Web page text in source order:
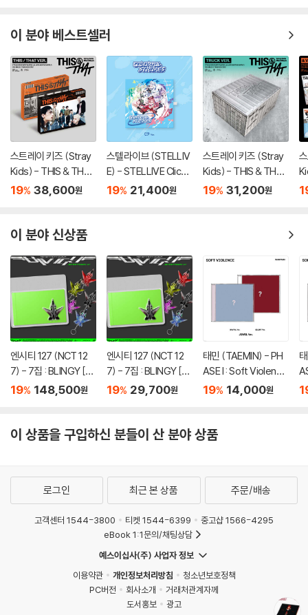
이 분야 베스트셀러
스트레이 키즈 (Stray
Kids) - THIS & THAT
[2종 SET]
19% 38,600원
스텔라이브 (STELLIV
E) - STELLIVE Cliche
1st EP 「Colorful Stro
19% 21,400원
스트레이 키즈 (Stray
Kids) - THIS & THAT
[TRUCK VER.]
19% 31,200원
이 분야 신상품
엔시티 127 (NCT 12
7) - 7집 : BLINGY [JE
T Keychain Ver.](스
19% 148,500원
엔시티 127 (NCT 12
7) - 7집 : BLINGY [JE
T Keychain Ver.](스
19% 29,700원
태민 (TAEMIN) - PH
ASE I : Soft Violence
[JEWEL Ver.][2종 중
19% 14,000원
이 상품을 구입하신 분들이 산 분야 상품
로그인 최근 본 상품 주문/배송
고객센터 1544-3800 티켓 1544-6399
중고샵 1566-4295
eBook 1:1문의/채팅상담
예스이십사(주) 사업자 정보
이용약관
개인정보처리방침
청소년보호정책
PC버전
회사소개
거래처관계자께
도서홍보
광고